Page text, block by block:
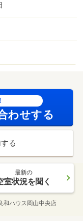
わせする
る
最新の
室状況を聞く
和ハウス岡山中央店